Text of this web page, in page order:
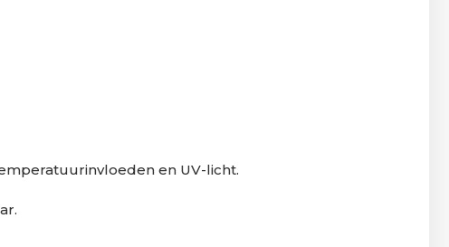
en UV-licht.